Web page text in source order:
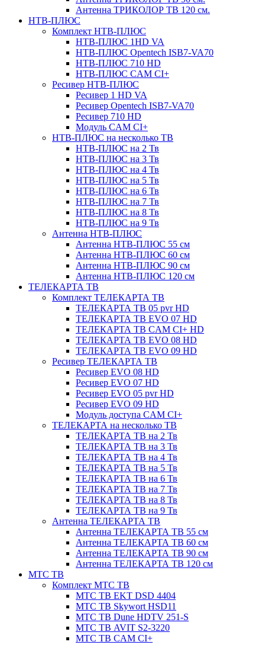
Антенна ТРИКОЛОР ТВ 120 см.
НТВ-ПЛЮС
Комплект НТВ-ПЛЮС
НТВ-ПЛЮС 1HD VA
НТВ-ПЛЮС Opentech ISB7-VA70
НТВ-ПЛЮС 710 HD
НТВ-ПЛЮС CAM CI+
Ресивер НТВ-ПЛЮС
Ресивер 1 HD VA
Ресивер Opentech ISB7-VA70
Ресивер 710 HD
Модуль CAM CI+
НТВ-ПЛЮС на несколько ТВ
НТВ-ПЛЮС на 2 Тв
НТВ-ПЛЮС на 3 Тв
НТВ-ПЛЮС на 4 Тв
НТВ-ПЛЮС на 5 Тв
НТВ-ПЛЮС на 6 Тв
НТВ-ПЛЮС на 7 Тв
НТВ-ПЛЮС на 8 Тв
НТВ-ПЛЮС на 9 Тв
Антенна НТВ-ПЛЮС
Антенна НТВ-ПЛЮС 55 см
Антенна НТВ-ПЛЮС 60 см
Антенна НТВ-ПЛЮС 90 см
Антенна НТВ-ПЛЮС 120 см
ТЕЛЕКАРТА ТВ
Комплект ТЕЛЕКАРТА ТВ
ТЕЛЕКАРТА ТВ 05 pvr HD
ТЕЛЕКАРТА ТВ EVO 07 HD
ТЕЛЕКАРТА ТВ CAM CI+ HD
ТЕЛЕКАРТА ТВ EVO 08 HD
ТЕЛЕКАРТА ТВ EVO 09 HD
Ресивер ТЕЛЕКАРТА ТВ
Ресивер EVO 08 HD
Ресивер EVO 07 HD
Ресивер EVO 05 pvr HD
Ресивер EVO 09 HD
Модуль доступа CAM CI+
ТЕЛЕКАРТА на несколько ТВ
ТЕЛЕКАРТА ТВ на 2 Тв
ТЕЛЕКАРТА ТВ на 3 Тв
ТЕЛЕКАРТА ТВ на 4 Тв
ТЕЛЕКАРТА ТВ на 5 Тв
ТЕЛЕКАРТА ТВ на 6 Тв
ТЕЛЕКАРТА ТВ на 7 Тв
ТЕЛЕКАРТА ТВ на 8 Тв
ТЕЛЕКАРТА ТВ на 9 Тв
Антенна ТЕЛЕКАРТА ТВ
Антенна ТЕЛЕКАРТА ТВ 55 см
Антенна ТЕЛЕКАРТА ТВ 60 см
Антенна ТЕЛЕКАРТА ТВ 90 см
Антенна ТЕЛЕКАРТА ТВ 120 см
МТС ТВ
Комплект МТС ТВ
МТС ТВ EKT DSD 4404
МТС ТВ Skywort HSD11
МТС ТВ Dune HDTV 251-S
МТС ТВ AVIT S2-3220
МТС ТВ CAM CI+